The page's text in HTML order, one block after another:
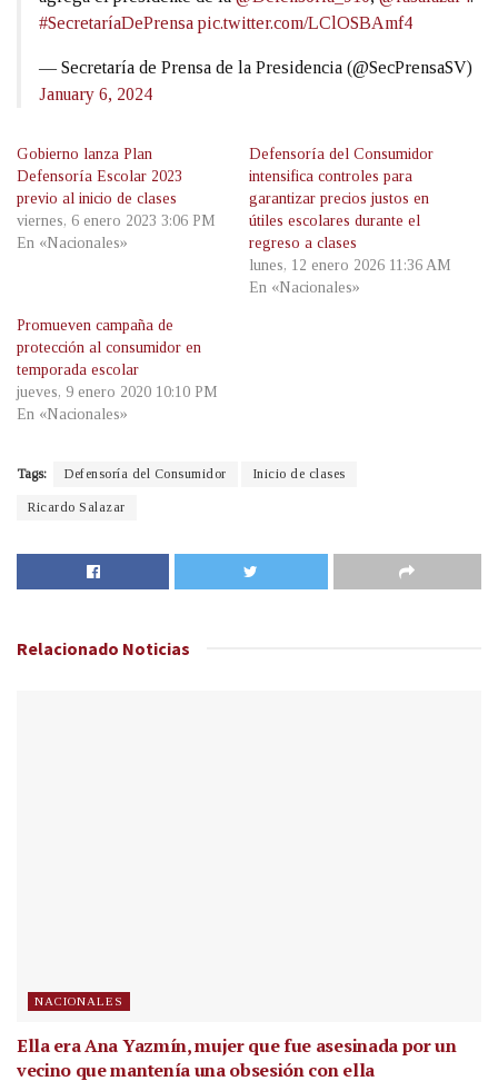
#SecretaríaDePrensa pic.twitter.com/LClOSBAmf4
— Secretaría de Prensa de la Presidencia (@SecPrensaSV)
January 6, 2024
Gobierno lanza Plan
Defensoría Escolar 2023
previo al inicio de clases
viernes, 6 enero 2023 3:06 PM
En «Nacionales»
Defensoría del Consumidor
intensifica controles para
garantizar precios justos en
útiles escolares durante el
regreso a clases
lunes, 12 enero 2026 11:36 AM
En «Nacionales»
Promueven campaña de
protección al consumidor en
temporada escolar
jueves, 9 enero 2020 10:10 PM
En «Nacionales»
Tags: Defensoría del Consumidor Inicio de clases
Ricardo Salazar
Relacionado Noticias
NACIONALES
Ella era Ana Yazmín, mujer que fue asesinada por un
vecino que mantenía una obsesión con ella